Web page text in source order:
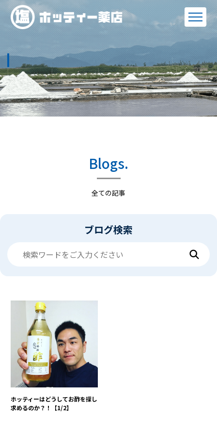
Blogs.
全ての記事
ブログ検索
ホッティーはどうしてお酢を探し
求めるのか？！【1/2】